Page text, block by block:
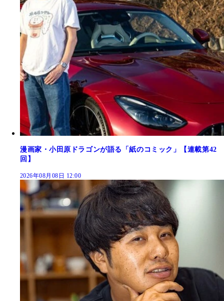
漫画家・小田原ドラゴンが語る「紙のコミック」【連載第42
回】
2026年08月08日 12:00